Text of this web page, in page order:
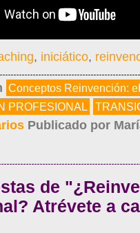
, iniciático,
Conceptos Reinvención:
PROFESIONAL
Publicado por
de
Atrévete a